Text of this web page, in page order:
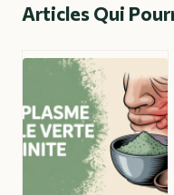
Articles Qui